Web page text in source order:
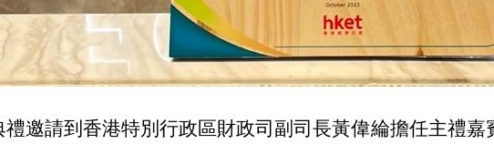
禮邀請到香港特別行政區財政司副司長黃偉綸擔任主禮